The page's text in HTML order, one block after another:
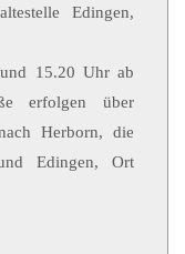
Edingen,
15.20 Uhr ab
erfolgen über
Herborn, die
Edingen, Ort